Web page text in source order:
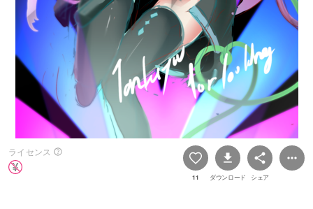
ライセンス
11 ダウンロード シェア